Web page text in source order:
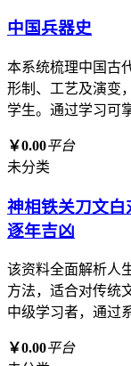
中国兵器史
本系统梳理中国古
形制、工艺及演变
学生。通过学习可
￥0.00平台
未分类
神相铁关刀文
逐年吉凶
该资料全面解析人
方法，适合对传统
中级学习者，通过
￥0.00平台